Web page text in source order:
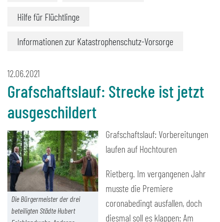
Hilfe für Flüchtlinge
Informationen zur Katastrophenschutz-Vorsorge
12.06.2021
Grafschaftslauf: Strecke ist jetzt
ausgeschildert
Die Bürgermeister der drei
beteiligten Städte Hubert
Grafschaftslauf: Vorbereitungen
laufen auf Hochtouren
Rietberg. Im vergangenen Jahr
musste die Premiere
coronabedingt ausfallen, doch
diesmal soll es klappen: Am